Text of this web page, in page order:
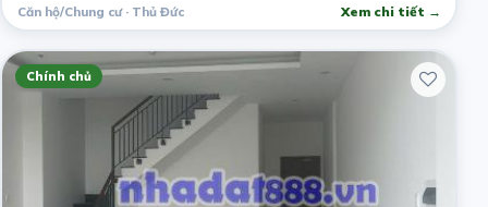
Căn hộ/Chung cư · Thủ Đức Xem chi tiết →
Chính chủ